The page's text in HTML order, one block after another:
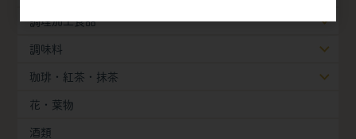
調理加工食品
調味料
珈琲・紅茶・抹茶
花・葉物
酒類